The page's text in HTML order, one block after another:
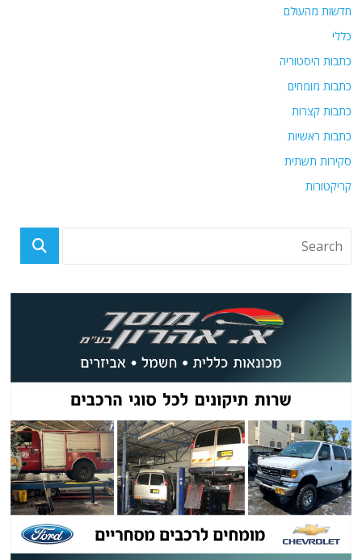
חדשות מהעולם
כללי
כתבות היסטוריה
כתבות מומחים
כתבות קצרות
כתבות ראשיות
סקירות תשתית
קריקטורות